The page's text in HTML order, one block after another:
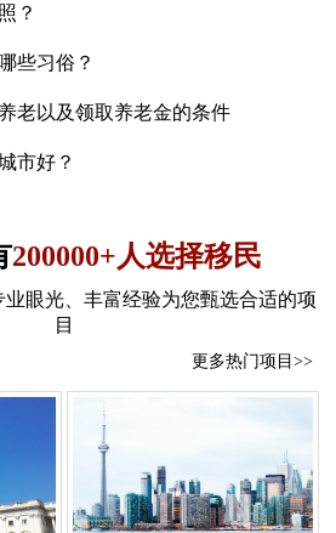
？
些习俗？
老以及领取养老金的条件
市好？
200000+人选择移民
眼光、丰富经验为您甄选合适的项
目
更多热门项目>>